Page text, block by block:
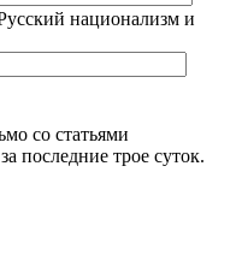
национализм и
со статьями
последние трое суток.